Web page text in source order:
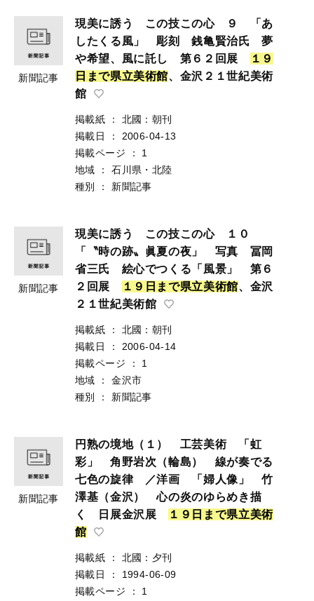
新聞記事
現美に誘う この技この心 ９ 「あ
したくる風」 彫刻 銭亀賢治氏 夢
や希望、風に託し 第６２回展
１ ９
日 まで県立美術館、金沢２１世紀美術
館
掲載紙 ：
北國：朝刊
掲載日
：
2006-04-13
掲載ページ
：
1
地域
：
石川県・北陸
種別
： 新聞記事
新聞記事
現美に誘う この技この心 １０
「〝時の跡〟眞夏の夜」 写真 冨岡
省三氏 絵心でつくる「風景」 第６
２回展
１ ９ 日 まで県立美術館、金沢
２１世紀美術館
掲載紙 ：
北國：朝刊
掲載日
：
2006-04-14
掲載ページ
：
1
地域
：
金沢市
種別
： 新聞記事
新聞記事
円熟の境地（１） 工芸美術 「虹
彩」 角野岩次（輪島） 線が奏でる
七色の旋律 ／洋画 「婦人像」 竹
澤基（金沢） 心の炎のゆらめき描
く 日展金沢展
１ ９ 日 ま で県立美術
館
掲載紙 ：
北國：夕刊
掲載日
：
1994-06-09
掲載ページ
：
1